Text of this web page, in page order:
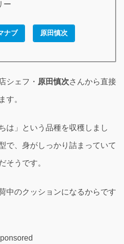
ー
ナブ 原田慎次
シェフ・ 原田慎次さんから直接
す。
は」という品種を収穫しまし
で、身がしっかり詰まっていて
そうです。
中のクッションになるからです